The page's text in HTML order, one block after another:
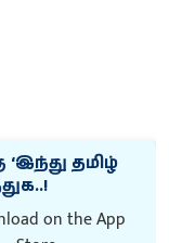
‘இந்து தமிழ்